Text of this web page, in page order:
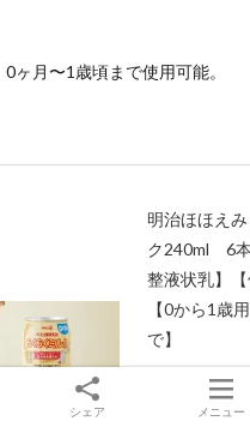
0ヶ月〜1歳頃まで使用可能。
明治ほほえ
ク240ml 6
整液状乳】【
【0から1歳
で】
Rinker
シェア メニュー